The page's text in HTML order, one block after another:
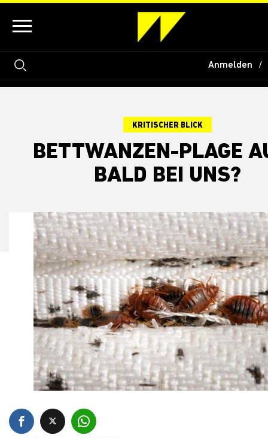
Anmelden
KRITISCHER BLICK
BETTWANZEN-PLAGE
BALD BEI UNS?